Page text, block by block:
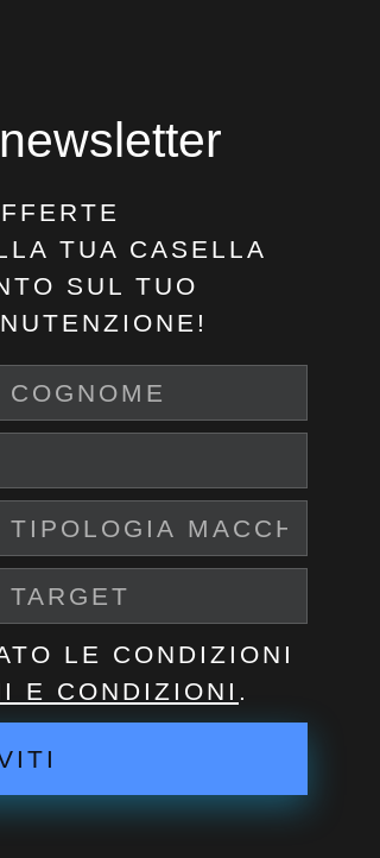
TUA CASELLA
SUL TUO
LE CONDIZIONI
E CONDIZIONI .